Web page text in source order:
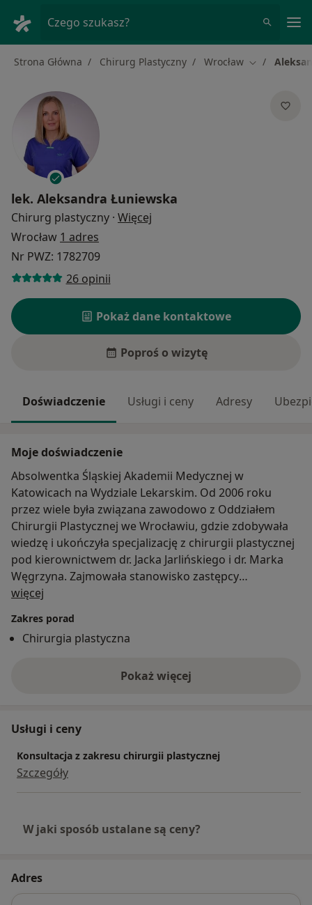
Czego szukasz?
Strona Główna Chirurg Plastyczny Wrocław Zmień miasto
lek. Aleksandra Łuniewska
Chirurg plastyczny · Więcej
Wrocław 1 adres
Nr PWZ: 1782709
26 opinii
Pokaż dane kontaktowe
Poproś o wizytę
Doświadczenie Usługi i ceny Adresy
Moje doświadczenie
Absolwentka Śląskiej Akademii Medycznej w
Katowicach na Wydziale Lekarskim. Od 2006 roku
przez wiele była związana zawodowo z Oddziałem
Chirurgii Plastycznej we Wrocławiu, gdzie zdobywała
wiedzę i ukończyła specjalizację z chirurgii plastycznej
pod kierownictwem dr. Jacka Jarlińskiego i dr. Marka
Węgrzyna. Zajmowała stanowisko zastępcy
ordynatora Oddziału Chirurgii Plastycznej Szpitala im.
wielu konferencjach naukowych z zakresu chirurgii
plastycznej i medycyny estetycznej w kraju jak i
również staże w prestiżowych europejskich klinikach
więcej
Zakres porad
Chirurgia plastyczna
Pokaż więcejo doświadczeniu
Usługi i ceny
Konsultacja z zakresu chirurgii plastycznej
Szczegóły
W jaki sposób ustalane są ceny?
Adres